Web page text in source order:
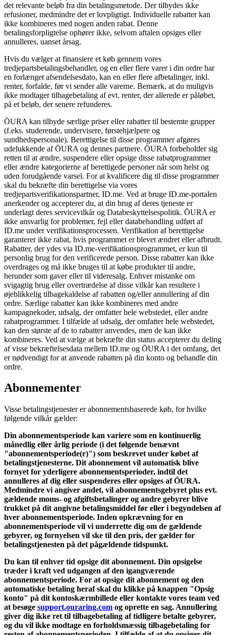
det relevante beløb fra din betalingsmetode. Der tilbydes ikke
refusioner, medmindre det er lovpligtigt. Individuelle rabatter kan
ikke kombineres med nogen anden rabat. Denne
betalingsforpligtelse ophører ikke, selvom aftalen opsiges eller
annulleres, uanset årsag.
Hvis du vælger at finansiere et køb gennem vores
tredjepartsbetalingsbehandler, og en eller flere varer i din ordre har
en forlænget afsendelsesdato, kan en eller flere afbetalinger, inkl.
renter, forfalde, før vi sender alle varerne. Bemærk, at du muligvis
ikke modtager tilbagebetaling af evt. renter, der allerede er påløbet,
på et beløb, der senere refunderes.
ŌURA kan tilbyde særlige priser eller rabatter til bestemte grupper
(f.eks. studerende, undervisere, førstehjælpere og
sundhedspersonale). Berettigelse til disse programmer afgøres
udelukkende af ŌURA og dennes partnere. ŌURA forbeholder sig
retten til at ændre, suspendere eller opsige disse rabatprogrammer
eller ændre kategorierne af berettigede personer når som helst og
uden forudgående varsel. For at kvalificere dig til disse programmer
skal du bekræfte din berettigelse via vores
tredjepartsverifikationspartner, ID.me. Ved at bruge ID.me-portalen
anerkender og accepterer du, at din brug af deres tjeneste er
underlagt deres servicevilkår og Databeskyttelsespolitik. ŌURA er
ikke ansvarlig for problemer, fejl eller databehandling udført af
ID.me under verifikationsprocessen. Verifikation af berettigelse
garanterer ikke rabat, hvis programmet er blevet ændret eller afbrudt.
Rabatter, der ydes via ID.me-verifikationsprogrammet, er kun til
personlig brug for den verificerede person. Disse rabatter kan ikke
overdrages og må ikke bruges til at købe produkter til andre,
herunder som gaver eller til videresalg. Enhver mistanke om
svigagtig brug eller overtrædelse af disse vilkår kan resultere i
øjeblikkelig tilbagekaldelse af rabatten og/eller annullering af din
ordre. Særlige rabatter kan ikke kombineres med andre
kampagnekoder, udsalg, der omfatter hele webstedet, eller andre
rabatprogrammer. I tilfælde af udsalg, der omfatter hele webstedet,
kan den største af de to rabatter anvendes, men de kan ikke
kombineres. Ved at vælge at bekræfte din status accepterer du deling
af visse bekræftelsesdata mellem ID.me og ŌURA i det omfang, det
er nødvendigt for at anvende rabatten på din konto og behandle din
ordre.
Abonnementer
Visse betalingstjenester er abonnementsbaserede køb, for hvilke
følgende vilkår gælder:
Din abonnementsperiode kan variere som en kontinuerlig
månedlig eller årlig periode (i det følgende benævnt
"abonnementsperiode(r)") som beskrevet under købet af
betalingstjenesterne. Dit abonnement vil automatisk blive
fornyet for yderligere abonnementsperioder, indtil det
annulleres af dig eller suspenderes eller opsiges af ŌURA.
Medmindre vi angiver andet, vil abonnementsgebyret plus evt.
gældende moms- og afgiftsbetalinger og andre gebyrer blive
trukket på dit angivne betalingsmiddel før eller i begyndelsen af
hver abonnementsperiode. Inden opkrævning for en
abonnementsperiode vil vi underrette dig om de gældende
gebyrer, og fornyelsen vil ske til den pris, der gælder for
betalingstjenesten på det pågældende tidspunkt.
Du kan til enhver tid opsige dit abonnement. Din opsigelse
træder i kraft ved udgangen af den igangværende
abonnementsperiode. For at opsige dit abonnement og den
automatiske betaling heraf skal du klikke på knappen "Opsig
konto" på dit kontoskærmbillede eller kontakte vores team ved
at besøge support.ouraring.com og oprette en sag. Annullering
giver dig ikke ret til tilbagebetaling af tidligere betalte gebyrer,
og du vil ikke modtage en forholdsmæssig tilbagebetaling for